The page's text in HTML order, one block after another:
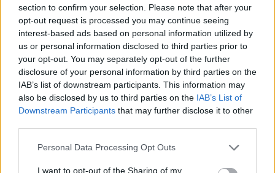
section to confirm your selection. Please note that after your
opt-out request is processed you may continue seeing
interest-based ads based on personal information utilized by
us or personal information disclosed to third parties prior to
your opt-out. You may separately opt-out of the further
disclosure of your personal information by third parties on the
IAB’s list of downstream participants. This information may
also be disclosed by us to third parties on the IAB’s List of
Downstream Participants that may further disclose it to other
Please note that this website/app uses one or more Google
not limited to your visit or usage behaviour. You may click to
Personal Data Processing Opt Outs
I want to opt-out of the Sharing of my
3 őszi hajtrend a kifutókról, amit te is
könnyen elkészíthetsz otthon